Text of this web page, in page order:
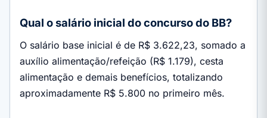
Qual o salário inicial do concurso do BB?
O salário base inicial é de R$ 3.622,23, somado a
auxílio alimentação/refeição (R$ 1.179), cesta
alimentação e demais benefícios, totalizando
aproximadamente R$ 5.800 no primeiro mês.